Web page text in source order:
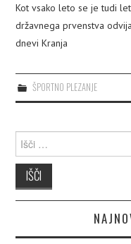
Kot vsako leto se je tudi
državnega prvenstva
dnevi Kranja
ŠPORTNO PLEZANJE
Išči: